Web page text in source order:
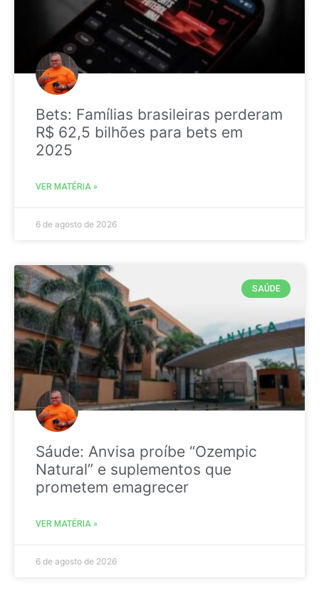
Bets: Famílias brasileiras perderam
R$ 62,5 bilhões para bets em
2025
VER MATÉRIA »
6 de agosto de 2026
SAÚDE
Sáude: Anvisa proíbe “Ozempic
Natural” e suplementos que
prometem emagrecer
VER MATÉRIA »
6 de agosto de 2026